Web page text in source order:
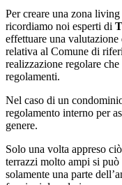
Per creare una zona
ricordiamo noi esperti di
effettuare una
relativa al Comune di
realizzazione regolare
regolamenti.
Nel caso di un
regolamento interno per
genere.
Solo una volta appreso
terrazzi molto ampi si può
solamente una parte